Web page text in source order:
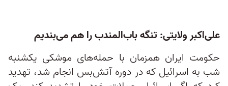
علی‌اکبر ولایتی: تنگه باب‌المندب را هم می‌بندیم
حکومت ایران همزمان با حمله‌های موشکی یکشنبه
شب به اسرائیل که در دوره آتش‌بس انجام شد، تهدید